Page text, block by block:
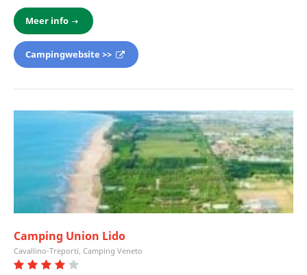
Meer info
Campingwebsite >>
Camping Union Lido
Cavallino-Treporti, Camping Veneto